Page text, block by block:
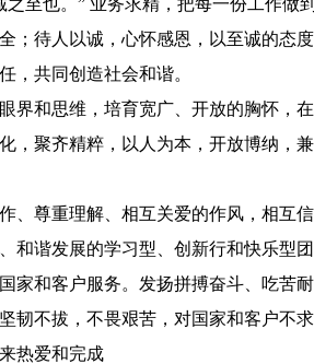
之至也。” 业务求精，把每一份工作做
；待人以诚，心怀感恩，以至诚的态
，共同创造社会和谐。
界和思维，培育宽广、开放的胸怀，
，聚齐精粹，以人为本，开放博纳，
、尊重理解、相互关爱的作风，相互
和谐发展的学习型、创新行和快乐型
家和客户服务。发扬拼搏奋斗、吃苦
韧不拔，不畏艰苦，对国家和客户不
热爱和完成